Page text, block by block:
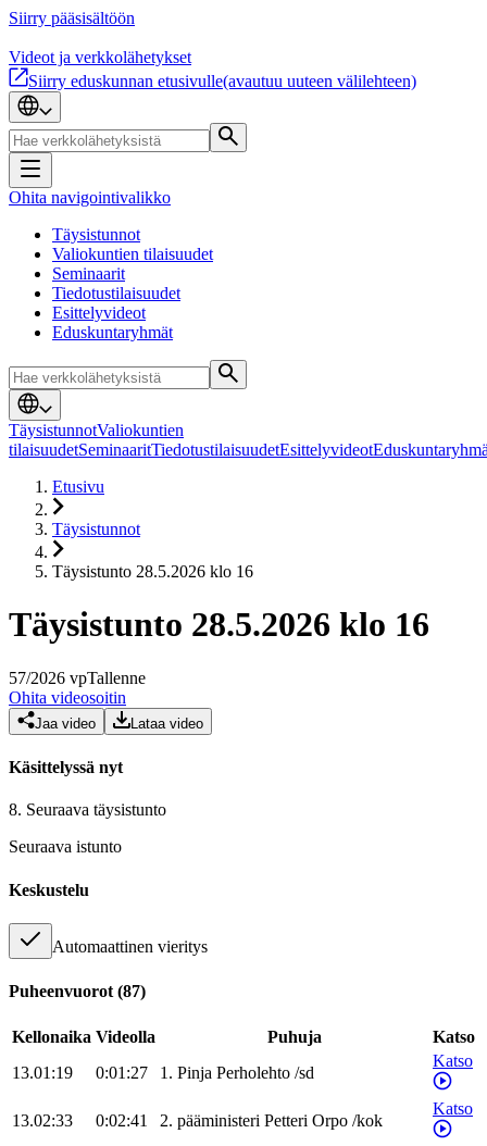
Siirry pääsisältöön
Videot ja verkkolähetykset
Siirry eduskunnan etusivulle(avautuu uuteen välilehteen)
Ohita navigointivalikko
Täysistunnot
Valiokuntien tilaisuudet
Seminaarit
Tiedotustilaisuudet
Esittelyvideot
Eduskuntaryhmät
TäysistunnotValiokuntien
tilaisuudetSeminaaritTiedotustilaisuudetEsittelyvideot
Etusivu
Täysistunnot
Täysistunto 28.5.2026 klo 16
Täysistunto 28.5.2026 klo 16
57/2026 vpTallenne
Ohita videosoitin
Jaa video Lataa video
Käsittelyssä nyt
8. Seuraava täysistunto
Seuraava istunto
Keskustelu
Automaattinen vieritys
Puheenvuorot (87)
Kellonaika Videolla Puhuja
Katso
13.01:19
0:01:27 1. Pinja Perholehto /sd
Katso
13.02:33 0:02:41 2. pääministeri Petteri Orpo /kok
Katso